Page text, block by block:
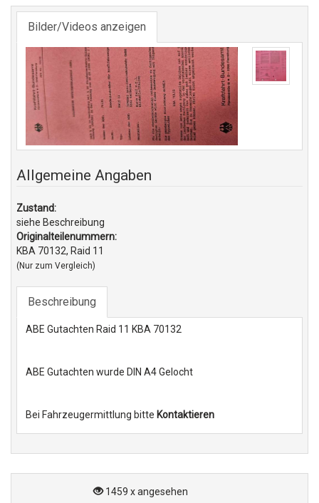
Bilder/Videos anzeigen
Allgemeine Angaben
Zustand:
siehe Beschreibung
Originalteilenummern:
KBA 70132, Raid 11
(Nur zum Vergleich)
Beschreibung
ABE Gutachten Raid 11 KBA 70132
ABE Gutachten wurde DIN A4 Gelocht
Bei Fahrzeugermittlung bitte Kontaktieren
1459 x angesehen